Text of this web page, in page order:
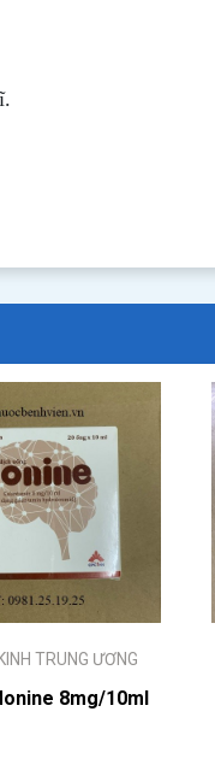
TRUNG ƯƠNG
8mg/10ml